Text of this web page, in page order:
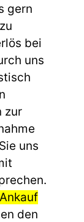
gern
bei
uns
zur
uns
den